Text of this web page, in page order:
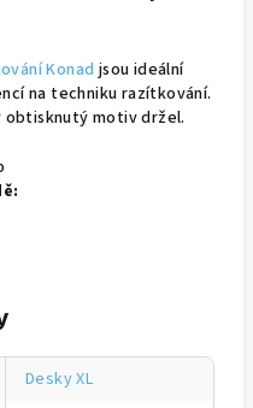
Konad jsou ideální
na techniku razítkování.
obtisknutý motiv držel.
Desky XL